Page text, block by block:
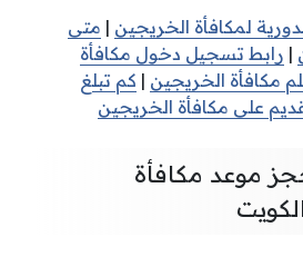
لمكافأة الخريجين | متى
| رابط تسجيل دخول مكافأة
مكافأة الخريجين | كم تبلغ
على مكافأة الخريجين
موعد مكافأة